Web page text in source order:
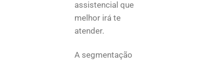
assistencial que
melhor irá te
atender.
A segmentação